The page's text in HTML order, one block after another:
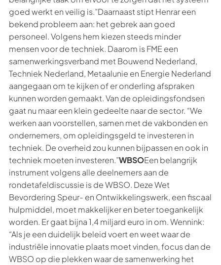
goed werkt en veilig is.”Daarnaast stipt Henrar een
bekend probleem aan: het gebrek aan goed
personeel. Volgens hem kiezen steeds minder
mensen voor de techniek. Daarom is FME een
samenwerkingsverband met Bouwend Nederland,
Techniek Nederland, Metaalunie en Energie Nederland
aangegaan om te kijken of er onderling afspraken
kunnen worden gemaakt. Van de opleidingsfondsen
gaat nu maar een klein gedeelte naar de sector. “We
werken aan voorstellen, samen met de vakbonden en
ondernemers, om opleidingsgeld te investeren in
techniek. De overheid zou kunnen bijpassen en ook in
techniek moeten investeren.”WBSOEen belangrijk
instrument volgens alle deelnemers aan de
rondetafeldiscussie is de WBSO. Deze Wet
Bevordering Speur- en Ontwikkelingswerk, een fiscaal
hulpmiddel, moet makkelijker en beter toegankelijk
worden. Er gaat bijna 1,4 miljard euro in om. Wennink:
“Als je een duidelijk beleid voert en weet waar de
industriële innovatie plaats moet vinden, focus dan de
WBSO op die plekken waar de samenwerking het